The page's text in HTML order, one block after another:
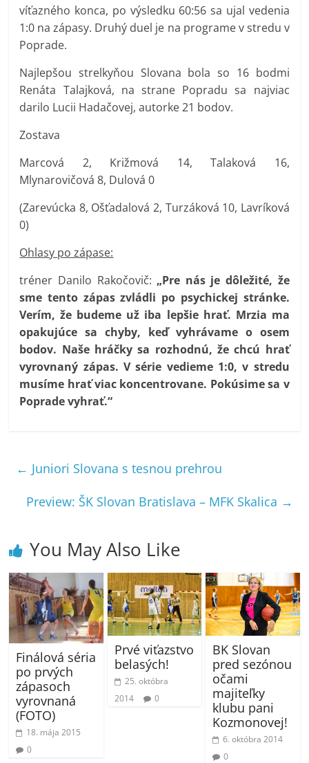
víťazného konca, po výsledku 60:56 sa ujal vedenia
1:0 na zápasy. Druhý duel je na programe v stredu v
Poprade.
Najlepšou strelkyňou Slovana bola so 16 bodmi
Renáta Talajková, na strane Popradu sa najviac
darilo Lucii Hadačovej, autorke 21 bodov.
Zostava
Marcová 2, Križmová 14, Talaková 16,
Mlynarovičová 8, Dulová 0
(Zarevúcka 8, Ošťadalová 2, Turzáková 10, Lavríková
0)
Ohlasy po zápase:
tréner Danilo Rakočovič: „Pre nás je dôležité, že
sme tento zápas zvládli po psychickej stránke.
Verím, že budeme už iba lepšie hrať. Mrzia ma
opakujúce sa chyby, keď vyhrávame o osem
bodov. Naše hráčky sa rozhodnú, že chcú hrať
vyrovnaný zápas. V série vedieme 1:0, v stredu
musíme hrať viac koncentrovane. Pokúsime sa v
Poprade vyhrať.“
← Juniori Slovana s tesnou prehrou
Preview: ŠK Slovan Bratislava – MFK Skalica →
You May Also Like
Finálová séria
po prvých
zápasoch
vyrovnaná
(FOTO)
18. mája 2015
0
Prvé viťazstvo
belasých!
25. októbra
2014
0
BK Slovan
pred sezónou
očami
majiteľky
klubu pani
Kozmonovej!
6. októbra 2014
0